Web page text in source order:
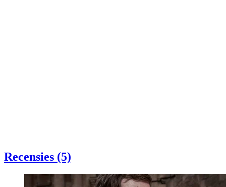
Recensies (5)